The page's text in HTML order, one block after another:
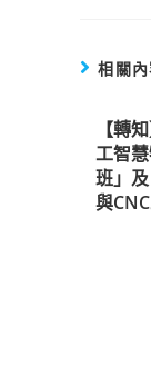
相關
【轉
工智
班」
與